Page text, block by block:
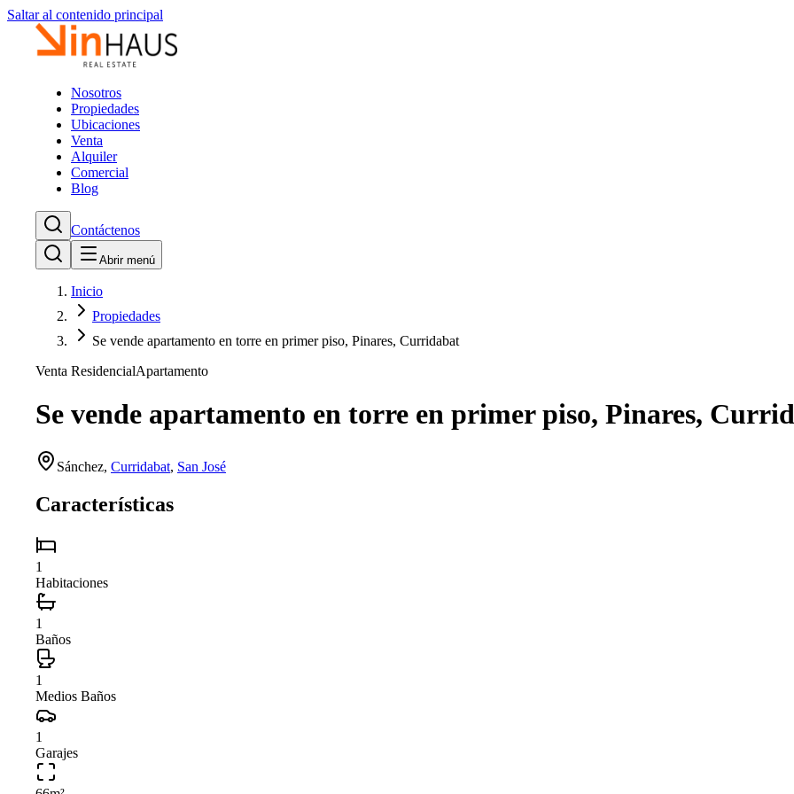
Saltar al contenido principal
Nosotros
Propiedades
Ubicaciones
Venta
Alquiler
Comercial
Blog
Contáctenos
Abrir menú
Inicio
Propiedades
Se vende apartamento en torre en primer piso, Pinares, Curridabat
Venta ResidencialApartamento
Se vende apartamento en torre en primer piso, Pinares,
Sánchez, Curridabat, San José
Características
1
Habitaciones
1
Baños
1
Medios Baños
1
Garajes